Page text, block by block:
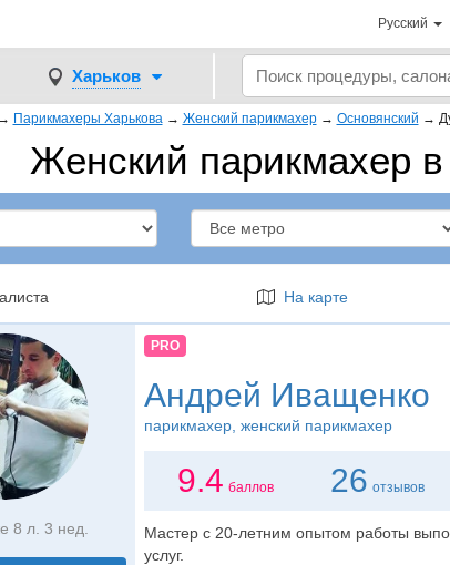
Русский
Харьков
→ Парикмахеры Харькова → Женский парикмахер → Основянский →
Женский парикмахер в
На карте
8 л. 3 нед.
PRO
Андрей Иващенко
парикмахер, женский парикмахер
9.4 баллов 26 отзывов
Мастер с 20-летним опытом работы
услуг.